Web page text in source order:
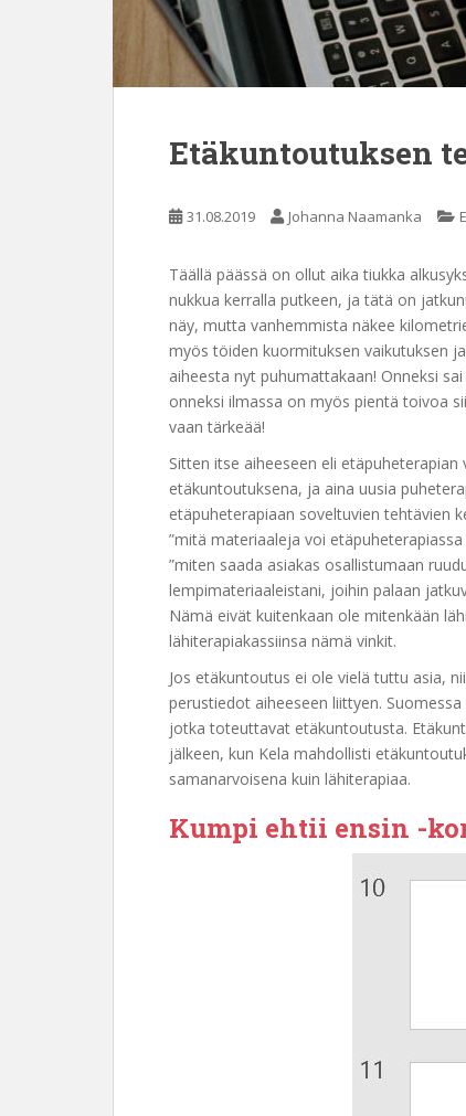
Etäkuntoutuksen
31.08.2019 Johanna Naamanka
Täällä päässä on ollut aika tiukka
nukkua kerralla putkeen, ja tätä on
näy, mutta vanhemmista näkee
myös töiden kuormituksen vaikutuksen
aiheesta nyt puhumattakaan! Onneksi
onneksi ilmassa on myös pientä toivoa
vaan tärkeää!
Sitten itse aiheeseen eli
etäkuntoutuksena, ja aina uusia
etäpuheterapiaan soveltuvien tehtävien
”mitä materiaaleja voi
”miten saada asiakas osallistumaan
lempimateriaaleistani, joihin palaan
Nämä eivät kuitenkaan ole mitenkään
lähiterapiakassiinsa nämä vinkit.
Jos etäkuntoutus ei ole vielä tuttu asia,
perustiedot aiheeseen liittyen.
jotka toteuttavat etäkuntoutusta.
jälkeen, kun Kela mahdollisti
samanarvoisena kuin lähiterapiaa.
Kumpi ehtii ensin -